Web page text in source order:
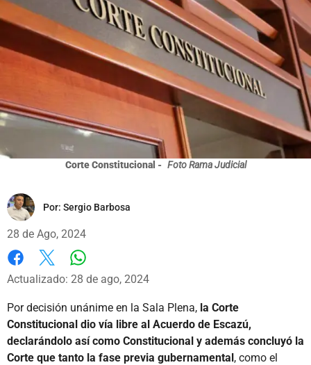
Corte Constitucional - Foto Rama Judicial
Por: Sergio Barbosa
28 de Ago, 2024
Facebook
X
Actualizado: 28 de ago, 2024
Por decisión unánime en la Sala Plena, la Corte
Constitucional dio vía libre al Acuerdo de Escazú,
declarándolo así como Constitucional y además concluyó la
Corte que tanto la fase previa gubernamental, como el